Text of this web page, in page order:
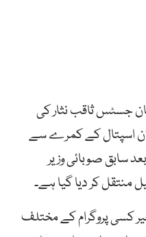
جسٹس ثاقب نثار کی
اسپتال کے کمرے سے
سابق صوبائی وزیر
منتقل کر دیا گیا ہے۔
کسی پروگرام کے مختلف